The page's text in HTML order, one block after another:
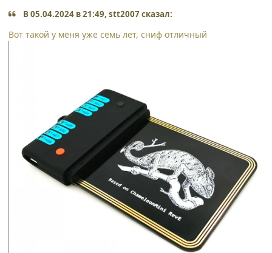
В 05.04.2024 в 21:49, stt2007 сказал:
Вот такой у меня уже семь лет, сниф отличный